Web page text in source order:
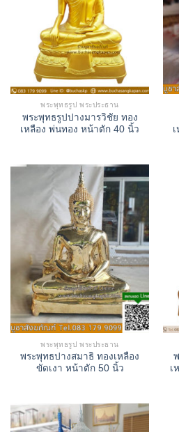
พระพุทธรูป พระประธาน
พระพุทธรูปปางมารวิชัย ทอง
เหลือง พ่นทอง หน้าตัก 40 นิ้ว
พระพุทธรูป พระประธาน
พระพุทธปางสมาธิ ทองเหลือง
ขัดเงา หน้าตัก 50 นิ้ว
เ